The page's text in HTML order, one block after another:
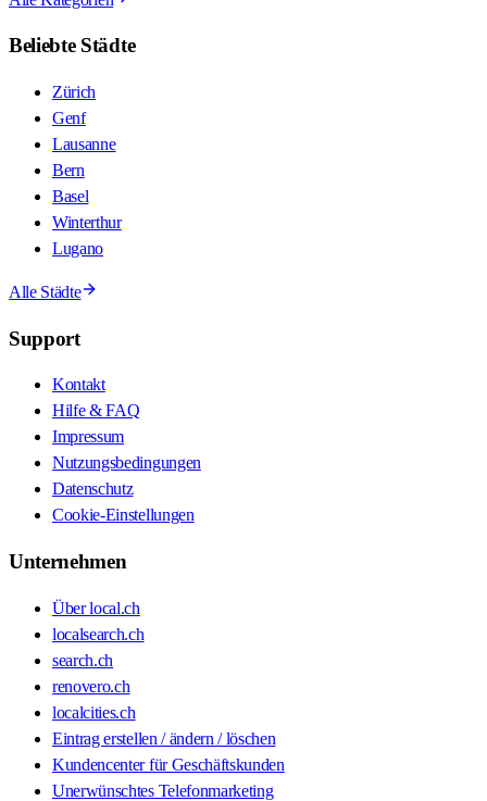
Beliebte Städte
Zürich
Genf
Lausanne
Bern
Basel
Winterthur
Lugano
Alle Städte
Support
Kontakt
Hilfe & FAQ
Impressum
Nutzungsbedingungen
Datenschutz
Cookie-Einstellungen
Unternehmen
Über local.ch
localsearch.ch
search.ch
renovero.ch
localcities.ch
Eintrag erstellen / ändern / löschen
Kundencenter für Geschäftskunden
Unerwünschtes Telefonmarketing